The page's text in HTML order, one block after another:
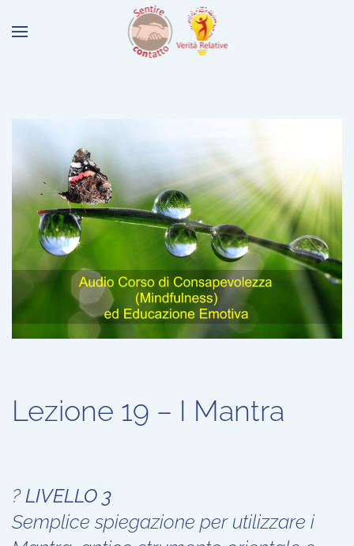
Lezione 19 – I Mantra
? LIVELLO 3
Semplice spiegazione per utilizzare i